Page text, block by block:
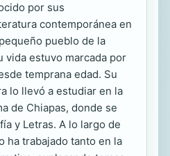
por sus
contemporánea en
pueblo de la
vida estuvo marcada por
temprana edad. Su
lo llevó a estudiar en la
de Chiapas, donde se
y Letras. A lo largo de
ha trabajado tanto en la